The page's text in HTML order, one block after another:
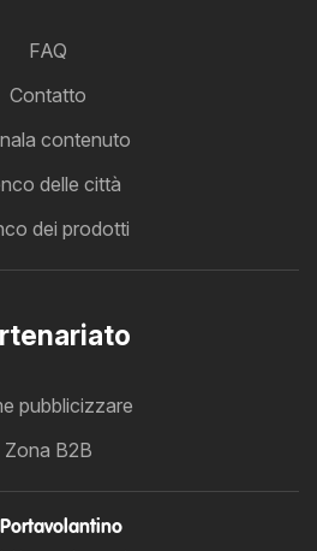
FAQ
Contatto
contenuto
delle città
dei prodotti
pubblicizzare
Zona B2B
Portavolantino